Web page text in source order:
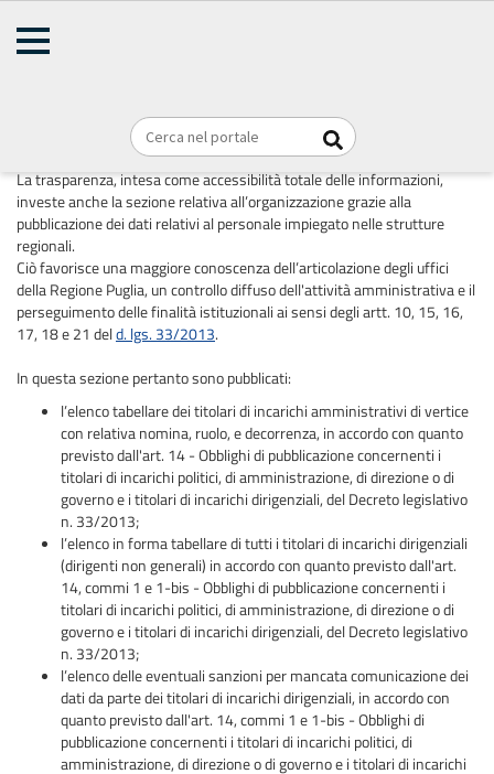
Home
Personale
La trasparenza, intesa come accessibilità totale delle informazioni,
investe anche la sezione relativa all’organizzazione grazie alla
pubblicazione dei dati relativi al personale impiegato nelle strutture
regionali.
Ciò favorisce una maggiore conoscenza dell’articolazione degli uffici
della Regione Puglia, un controllo diffuso dell'attività amministrativa e il
perseguimento delle finalità istituzionali ai sensi degli artt. 10, 15, 16,
17, 18 e 21 deld. lgs. 33/2013.
In questa sezione pertanto sono pubblicati:
l’elenco tabellare dei titolari di incarichi amministrativi di vertice
con relativa nomina, ruolo, e decorrenza, in accordo con quanto
previsto dall'art. 14 - Obblighi di pubblicazione concernenti i
titolari di incarichi politici, di amministrazione, di direzione o di
governo e i titolari di incarichi dirigenziali, del Decreto legislativo
n. 33/2013;
l’elenco in forma tabellare di tutti i titolari di incarichi dirigenziali
(dirigenti non generali) in accordo con quanto previsto dall'art.
14, commi 1 e 1-bis - Obblighi di pubblicazione concernenti i
titolari di incarichi politici, di amministrazione, di direzione o di
governo e i titolari di incarichi dirigenziali, del Decreto legislativo
n. 33/2013;
l’elenco delle eventuali sanzioni per mancata comunicazione dei
dati da parte dei titolari di incarichi dirigenziali, in accordo con
quanto previsto dall'art. 14, commi 1 e 1-bis - Obblighi di
pubblicazione concernenti i titolari di incarichi politici, di
amministrazione, di direzione o di governo e i titolari di incarichi